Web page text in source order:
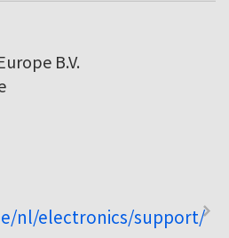
B.V.
nl/electronics/support/